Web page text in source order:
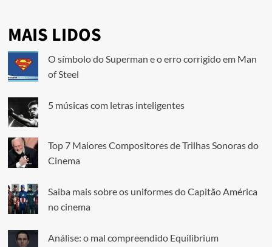
MAIS LIDOS
O símbolo do Superman e o erro corrigido em Man
of Steel
5 músicas com letras inteligentes
Top 7 Maiores Compositores de Trilhas Sonoras do
Cinema
Saiba mais sobre os uniformes do Capitão América
no cinema
Análise: o mal compreendido Equilibrium